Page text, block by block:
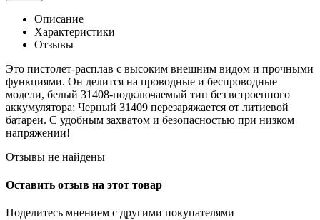
Описание
Характеристики
Отзывы
Это пистолет-расплав с высоким внешним видом и прочными
функциями. Он делится на проводные и беспроводные
модели, белый 31408-подключаемый тип без встроенного
аккумулятора; Черный 31409 перезаряжается от литиевой
батареи. С удобным захватом и безопасностью при низком
напряжении!
Отзывы не найдены
Оставить отзыв на этот товар
Поделитесь мнением с другими покупателями